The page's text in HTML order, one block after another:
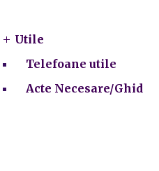
Utile
Telefoane utile
Acte Necesare/Ghid